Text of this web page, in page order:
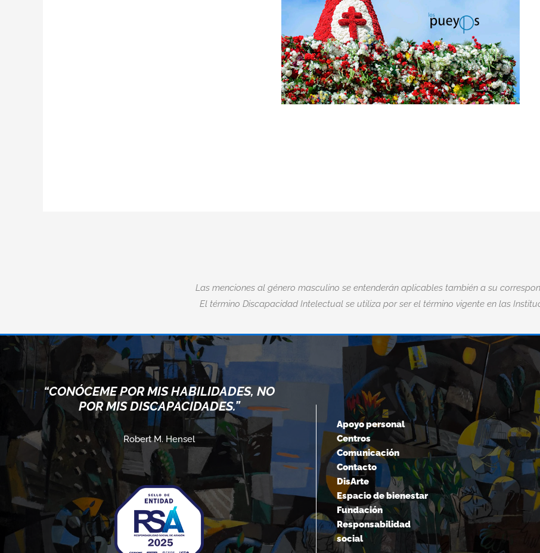
Las menciones al género masculino se entenderán aplicables también a su
El término Discapacidad Intelectual se utiliza por ser el término vigente en las
“CONÓCEME POR MIS HABILIDADES, NO
POR MIS DISCAPACIDADES.”
Robert M. Hensel
“CUANDO ACEPTAMOS NUESTROS
LÍMITES, VAMOS MÁS ALLÁ DE ELLOS.”
Albert Einstein
Apoyo personal
Centros
Comunicación
Contacto
DisArte
Espacio de bienestar
Fundación
Responsabilidad
social